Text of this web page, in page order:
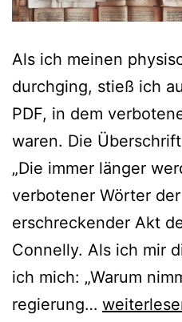
Als ich meinen
durchging, stieß ich
PDF, in dem
waren. Die
„Die immer länger
verbotener Wörter
erschreckender Akt
Connelly. Als ich mir
ich mich: „Warum
regierung… Warum